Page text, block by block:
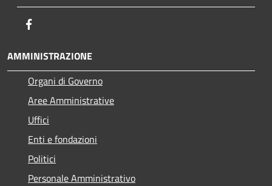
AMMINISTRAZIONE
Organi di Governo
Aree Amministrative
Uffici
Enti e fondazioni
Politici
Personale Amministrativo